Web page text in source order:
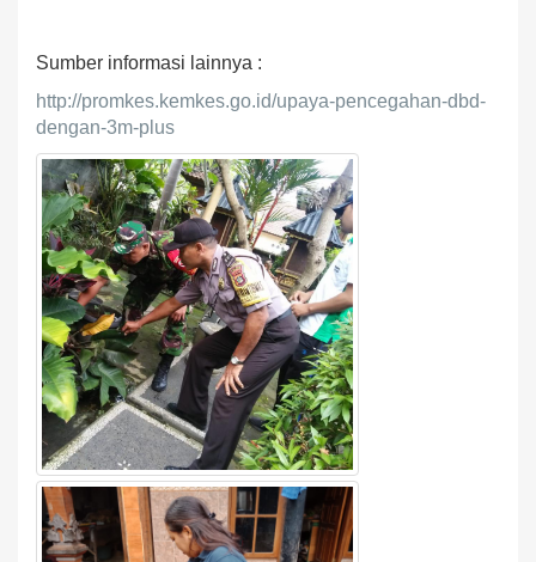
Sumber informasi lainnya :
http://promkes.kemkes.go.id/upaya-pencegahan-dbd-
dengan-3m-plus